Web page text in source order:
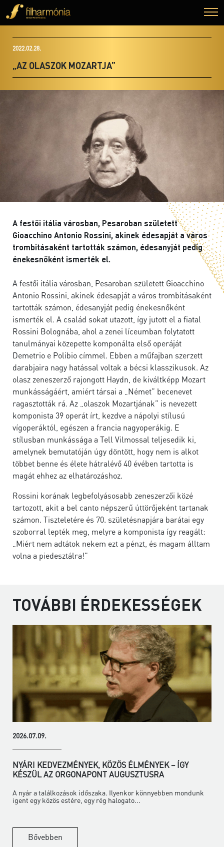
2022.02.28.
„AZ OLASZOK MOZARTJA”
A festői itália városban, Pesaroban született
Gioacchino Antonio Rossini, akinek édesapját a város
trombitásaként tartották számon, édesanyját pedig
énekesnőként ismerték el.
A festői itália városban, Pesaroban született Gioacchino
Antonio Rossini, akinek édesapját a város trombitásaként
tartották számon, édesanyját pedig énekesnőként
ismerték el. A család sokat utazott, így jutott el a fiatal
Rossini Bolognába, ahol a zenei líceumban folytatott
tanulmányai közepette komponálta első operáját
Demetrio e Polibio címmel. Ebben a műfajban szerzett
darabjaira nagy hatással voltak a bécsi klasszikusok. Az
olasz zeneszerző rajongott Haydn, de kiváltképp Mozart
munkásságáért, amiért társai a „Német” becenevet
ragasztották rá. Az „olaszok Mozartjának” is nevezett
komponista 39 operát írt, kezdve a nápolyi stílusú
vígoperáktól, egészen a francia nagyoperákig. E
stílusban munkássága a Tell Vilmossal teljesedik ki,
amelynek bemutatóján úgy döntött, hogy nem is alkot
többet benne és élete hátralévő 40 évében tartotta is
magát ehhez az elhatározáshoz.
Rossini korának legbefolyásosabb zeneszerzői közé
tartozott, akit a bel canto népszerű úttörőjeként tartanak
számon. Tiszteletére és 70. születésnapjára barátai egy
szoborral lepték meg, melyre a komponista így reagált:
„Miért nem adtátok nekem ezt a pénzt, és magam álltam
volna a piedesztálra!”
TOVÁBBI ÉRDEKESSÉGEK
2026.07.09.
NYÁRI KEDVEZMÉNYEK, KÖZÖS ÉLMÉNYEK – ÍGY
KÉSZÜL AZ ORGONAPONT AUGUSZTUSRA
A nyár a találkozások időszaka. Ilyenkor könnyebben mondunk
igent egy közös estére, egy rég halogato...
Bővebben